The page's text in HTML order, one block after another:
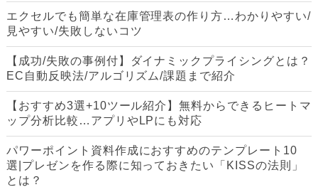
エクセルでも簡単な在庫管理表の作り方…わかりやすい/
見やすい/失敗しないコツ
【成功/失敗の事例付】ダイナミックプライシングとは？
EC自動反映法/アルゴリズム/課題まで紹介
【おすすめ3選+10ツール紹介】無料からできるヒートマ
ップ分析比較…アプリやLPにも対応
パワーポイント資料作成におすすめのテンプレート10
選|プレゼンを作る際に知っておきたい「KISSの法則」
とは？